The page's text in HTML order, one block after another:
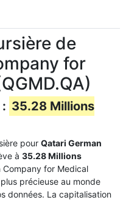
de
for
35.28 Millions
pour Qatari German
à 35.28 Millions
Company for Medical
précieuse au monde
données. La capitalisation